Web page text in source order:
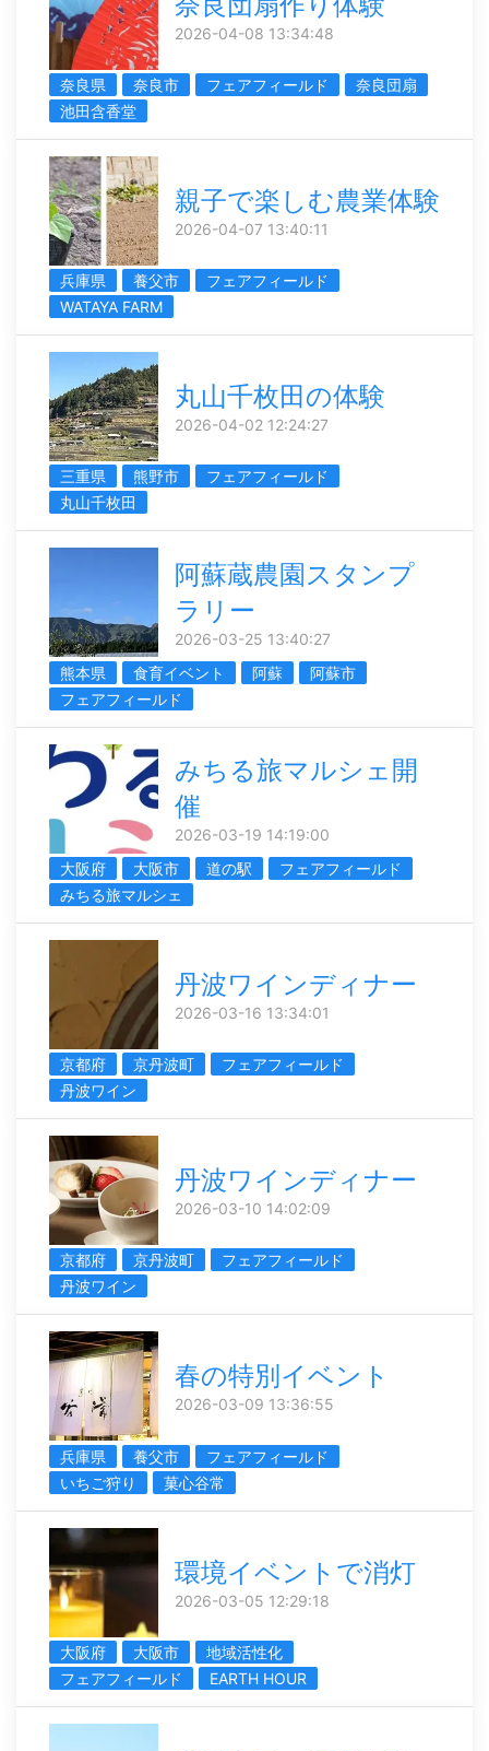
2026-04-08 13:34:48
奈良県 奈良市 フェアフィールド
奈良団扇
池田含香堂
親子で楽しむ農業体験
2026-04-07 13:40:11
兵庫県 養父市
フェアフィールド
WATAYA FARM
丸山千枚田の体験
2026-04-02 12:24:27
三重県 熊野市
フェアフィールド
丸山千枚田
阿蘇蔵農園スタンプ
ラリー
2026-03-25 13:40:27
熊本県
食育イベント 阿蘇
阿蘇市
フェアフィールド
みちる旅マルシェ開
催
2026-03-19 14:19:00
大阪府
大阪市 道の駅
フェアフィールド
みちる旅マルシェ
丹波ワインディナー
2026-03-16 13:34:01
京都府 京丹波町
フェアフィールド
丹波ワイン
丹波ワインディナー
2026-03-10 14:02:09
京都府 京丹波町
フェアフィールド
丹波ワイン
春の特別イベント
2026-03-09 13:36:55
兵庫県 養父市
フェアフィールド
いちご狩り
菓心谷常
環境イベントで消灯
2026-03-05 12:29:18
大阪府 大阪市
地域活性化
フェアフィールド
EARTH HOUR